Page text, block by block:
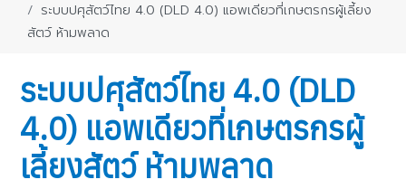
ระบบปศุสัตว์ไทย 4.0 (DLD 4.0) แอพเดียวที่เกษตรกรผู้เลี้ยง
สัตว์ ห้ามพลาด
ระบบปศุสัตว์ไทย 4.0 (DLD
4.0) แอพเดียวที่เกษตรกรผู้
เลี้ยงสัตว์ ห้ามพลาด